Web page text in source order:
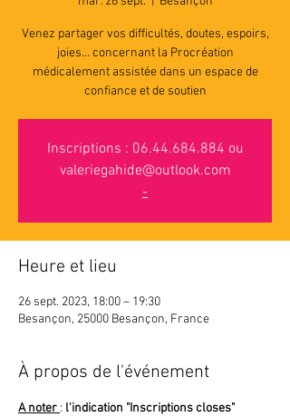
Venez partager vos difficultés, doutes, espoirs,
joies... concernant la Procréation
médicalement assistée dans un espace de
confiance et de soutien
Inscriptions : 06.44.684.884 ou
valeriegahide@outlook.com
-
Heure et lieu
26 sept. 2023, 18:00 – 19:30
Besançon, 25000 Besançon, France
À propos de l'événement
A noter : l'indication "Inscriptions closes"